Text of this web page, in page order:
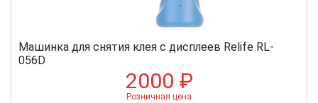
Машинка для снятия клея с дисплеев Relife RL-
056D
2000 ₽
Розничная цена